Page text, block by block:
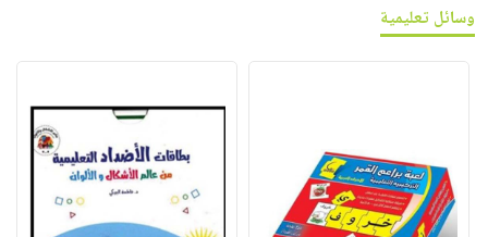
وسائل تعليمية